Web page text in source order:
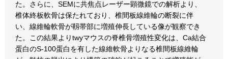
た。さらに、SEMに共焦点レーザー顕微鏡での解析より、
椎体終板軟骨は保たれており、椎間板線維輪の断裂に伴
い、線維輪軟骨が靱帯部に増殖伸長している像が観察でき
た。この結果よりtwyマウスの脊椎骨増殖性変化は、Ca結合
蛋白のS-100蛋白を有した線維軟骨よりなる椎間板線維輪